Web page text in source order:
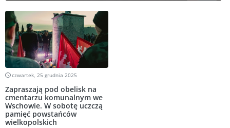
czwartek, 25 grudnia 2025
Zapraszają pod obelisk na
cmentarzu komunalnym we
Wschowie. W sobotę uczczą
pamięć powstańców
wielkopolskich